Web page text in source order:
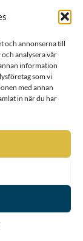
och annonserna till
analysera vår
information
som vi
med annan
in när du har